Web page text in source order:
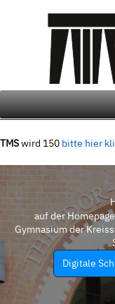
TMSwird 150 bitte hier
auf der
Gymnasium der
Digitale